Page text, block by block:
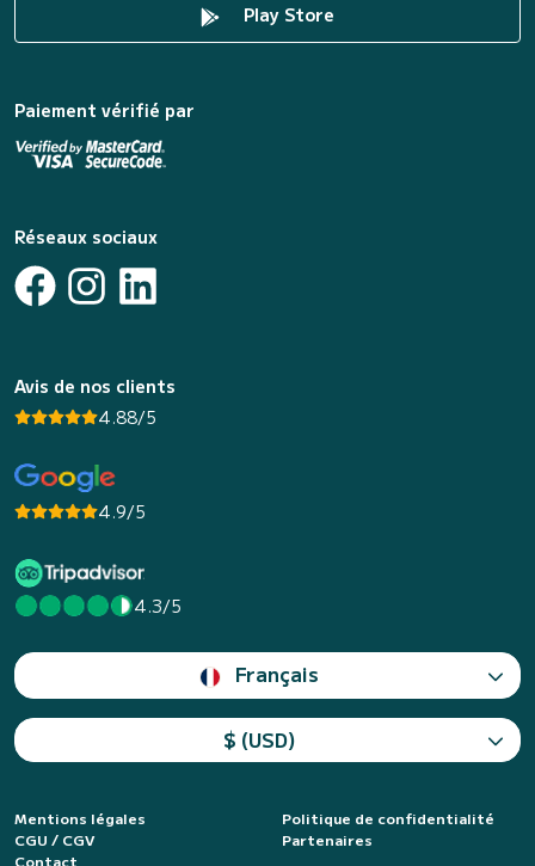
Play Store
Paiement vérifié par
Réseaux sociaux
Avis de nos clients
4.88/5
4.9/5
4.3/5
Français
$ (USD)
Mentions légales
Politique de confidentialité
CGU / CGV
Partenaires
Contact